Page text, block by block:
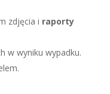
zdjęcia i raporty
w wyniku wypadku.